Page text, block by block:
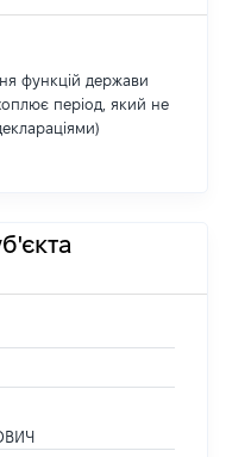
функцій держави
період, який не